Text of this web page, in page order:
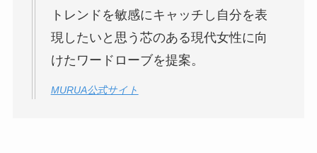
トレンドを敏感にキャッチし自分を表
現したいと思う芯のある現代女性に向
けたワードローブを提案。
MURUA公式サイト